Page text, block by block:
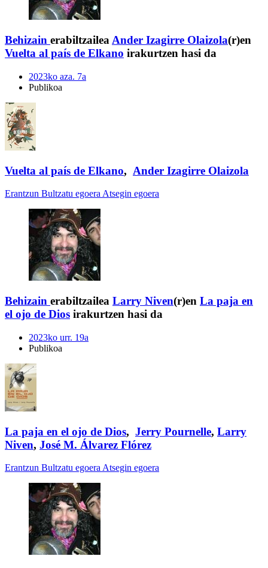
Behizain erabiltzailea Ander Izagirre Olaizola(r)en
Vuelta al país de Elkano irakurtzen hasi da
2023ko aza. 7a
Publikoa
Vuelta al país de Elkano, Ander Izagirre Olaizola
Erantzun Bultzatu egoera Atsegin egoera
Behizain erabiltzailea Larry Niven(r)en La paja en
el ojo de Dios irakurtzen hasi da
2023ko urr. 19a
Publikoa
La paja en el ojo de Dios, Jerry Pournelle, Larry
Niven, José M. Álvarez Flórez
Erantzun Bultzatu egoera Atsegin egoera